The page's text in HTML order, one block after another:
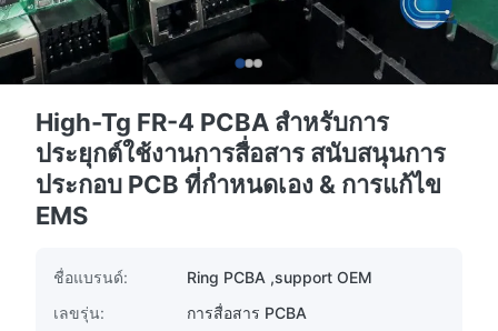
High-Tg FR-4 PCBA สําหรับการ
ประยุกต์ใช้งานการสื่อสาร สนับสนุนการ
ประกอบ PCB ที่กําหนดเอง & การแก้ไข
EMS
ชื่อแบรนด์:
Ring PCBA ,support OEM
เลขรุ่น:
การสื่อสาร PCBA